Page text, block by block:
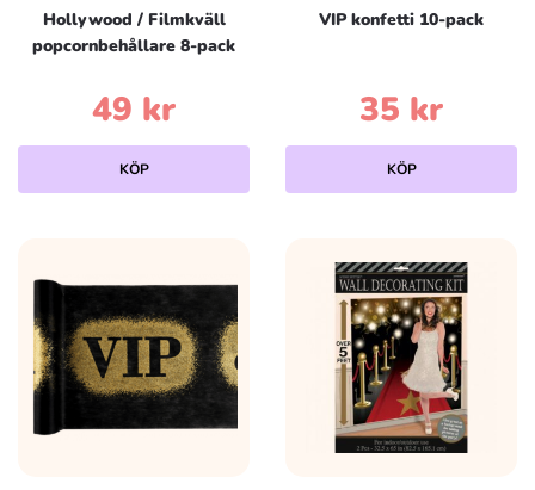
Hollywood / Filmkväll
popcornbehållare 8-pack
49 kr
KÖP
VIP konfetti 10-pack
35 kr
KÖP